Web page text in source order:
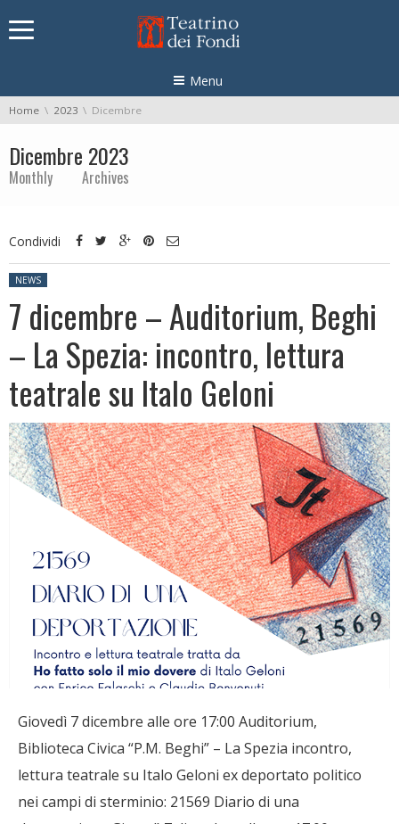
Menu
You are here:
Home 2023 Dicembre
Dicembre 2023
Monthly Archives
Condividi
Posted in:
NEWS
7 dicembre – Auditorium, Beghi
– La Spezia: incontro, lettura
teatrale su Italo Geloni
Giovedì 7 dicembre alle ore 17:00 Auditorium,
Biblioteca Civica “P.M. Beghi” – La Spezia incontro,
lettura teatrale su Italo Geloni ex deportato politico
nei campi di sterminio: 21569 Diario di una